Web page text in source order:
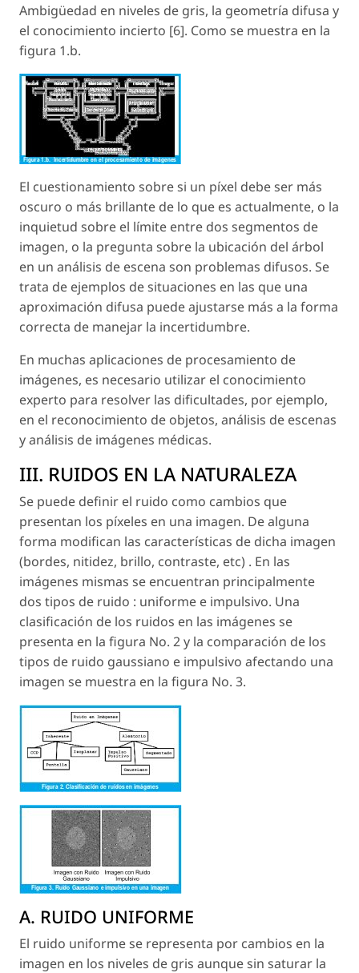
Ambigüedad en niveles de gris, la geometría difusa y
el conocimiento incierto [6]. Como se muestra en la
figura 1.b.
El cuestionamiento sobre si un píxel debe ser más
oscuro o más brillante de lo que es actualmente, o la
inquietud sobre el límite entre dos segmentos de
imagen, o la pregunta sobre la ubicación del árbol
en un análisis de escena son problemas difusos. Se
trata de ejemplos de situaciones en las que una
aproximación difusa puede ajustarse más a la forma
correcta de manejar la incertidumbre.
En muchas aplicaciones de procesamiento de
imágenes, es necesario utilizar el conocimiento
experto para resolver las dificultades, por ejemplo,
en el reconocimiento de objetos, análisis de escenas
y análisis de imágenes médicas.
III. RUIDOS EN LA NATURALEZA
Se puede definir el ruido como cambios que
presentan los píxeles en una imagen. De alguna
forma modifican las características de dicha imagen
(bordes, nitidez, brillo, contraste, etc) . En las
imágenes mismas se encuentran principalmente
dos tipos de ruido : uniforme e impulsivo. Una
clasificación de los ruidos en las imágenes se
presenta en la figura No. 2 y la comparación de los
tipos de ruido gaussiano e impulsivo afectando una
imagen se muestra en la figura No. 3.
A. RUIDO UNIFORME
El ruido uniforme se representa por cambios en la
imagen en los niveles de gris aunque sin saturar la